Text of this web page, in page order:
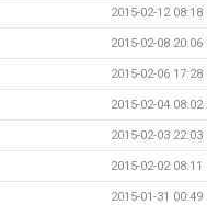
2015-02-12 08:18
2015-02-08 20:06
2015-02-06 17:28
2015-02-04 08:02
2015-02-03 22:03
2015-02-02 08:11
2015-01-31 00:49